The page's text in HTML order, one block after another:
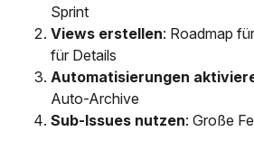
Sprint
Views erstellen: Roadmap
für Details
Automatisierungen
Auto-Archive
Sub-Issues nutzen: Große